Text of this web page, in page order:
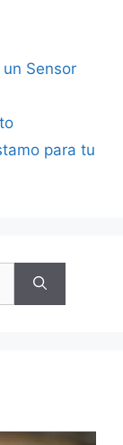
Sensor
para tu